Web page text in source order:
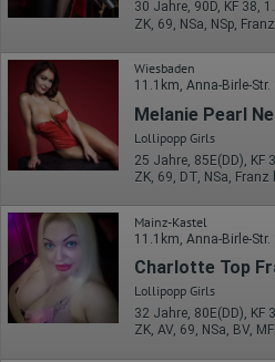
Erhobene Daten:
Die erzeugten Informationen über
Webseiten sowie die von dem
werden übertragen und gespeichert.
verarbeiteten Daten pseudonyme
erstellt werden. Diese
auch an Dritte übertragen, sofern
vorgeschrieben wird oder, soweit
von Google verarbeiten. Die IP-
Google innerhalb von
Europäischen Wirtschaftsraum
Daten anonym erhoben werden.
volle IP-Adresse an einen Server von
übertragen und dort gekürzt. Die
übermittelte IP-Adresse wird nicht
zusammengeführt.
Erhobene Informationen zum
Wiesbaden
11.1km, Anna-Birle-Str.
Melanie Pearl
Lollipopp Girls
ZK, 69, DT, NSa, Franz
Mainz-Kastel
11.1km, Anna-Birle-Str.
Lollipopp Girls
ZK, AV, 69, NSa, BV,